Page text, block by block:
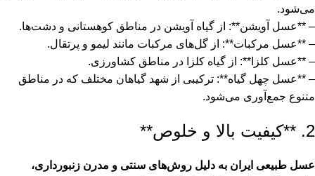
می‌شود.
– **عسل آویشن**: از گیاه آویشن در مناطق کوهستانی و دشت‌ها.
– **عسل مرکبات**: از گل‌های مرکبات مانند لیمو و پرتقال.
– **عسل کلزا**: از گیاه کلزا در مناطق کشاورزی.
– **عسل چهل گیاه**: ترکیبی از شهد گیاهان مختلف که در مناطق
متنوع جمع‌آوری می‌شود.
2. **کیفیت بالا و خلوص**
عسل طبیعی ایران به دلیل روش‌های سنتی و مدرن زنبورداری،